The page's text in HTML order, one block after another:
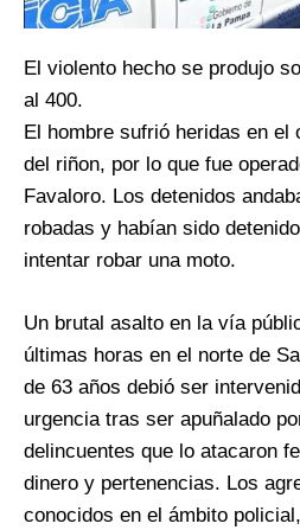
El violento hecho se produjo
al 400.
El hombre sufrió heridas en el
del riñon, por lo que fue
Favaloro. Los detenidos
robadas y habían sido
intentar robar una moto.
Un brutal asalto en la vía
últimas horas en el norte de
de 63 años debió ser
urgencia tras ser apuñalado
delincuentes que lo atacaron
dinero y pertenencias. Los
conocidos en el ámbito